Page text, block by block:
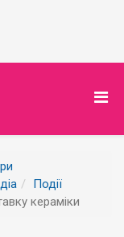
Події
кераміки